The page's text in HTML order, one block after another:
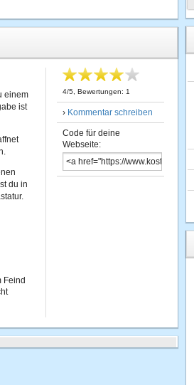
einem
ist
du in
Feind
4/5 , Bewertungen: 1
› Kommentar schreiben
Code für deine
Webseite: